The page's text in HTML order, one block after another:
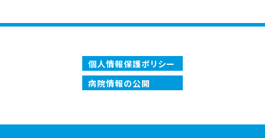
個人情報保護ポリシー
病院情報の公開